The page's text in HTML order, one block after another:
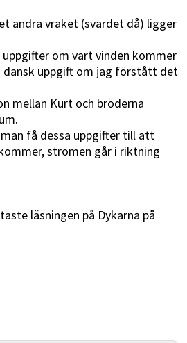
andra vraket (svärdet då) ligger
om vart vinden kommer
dansk uppgift om jag förstått det
mellan Kurt och bröderna
få dessa uppgifter till att
strömen går i riktning
läsningen på Dykarna på